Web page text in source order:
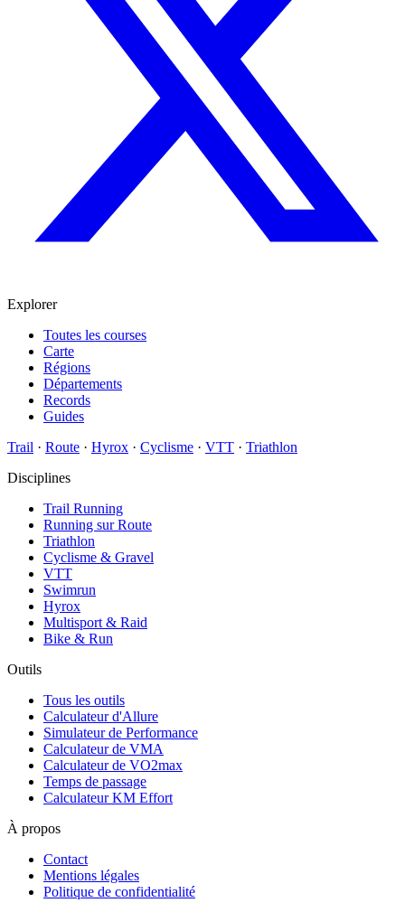
Explorer
Toutes les courses
Carte
Régions
Départements
Records
Guides
Trail · Route · Hyrox · Cyclisme · VTT · Triathlon
Disciplines
Trail Running
Running sur Route
Triathlon
Cyclisme & Gravel
VTT
Swimrun
Hyrox
Multisport & Raid
Bike & Run
Outils
Tous les outils
Calculateur d'Allure
Simulateur de Performance
Calculateur de VMA
Calculateur de VO2max
Temps de passage
Calculateur KM Effort
À propos
Contact
Mentions légales
Politique de confidentialité